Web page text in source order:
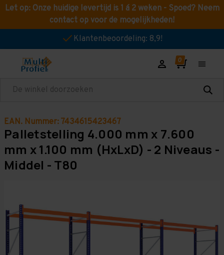
Let op: Onze huidige levertijd is 1 á 2 weken - Spoed? Neem
contact op voor de mogelijkheden!
Klantenbeoordeling: 8,9!
Zoeken
EAN. Nummer: 7434615423467
Palletstelling 4.000 mm x 7.600
mm x 1.100 mm (HxLxD) - 2 Niveaus -
Middel - T80